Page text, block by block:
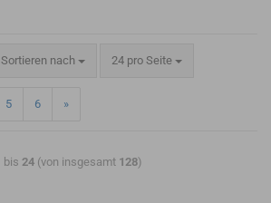
Sortieren nach 24 pro Seite
5 6 »
bis 24(von insgesamt 128)